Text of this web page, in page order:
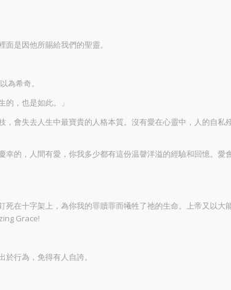
是因他所賜給我們的聖靈。
為希奇。
，也是如此。」
會失去人生中最寶貴的人格本質。沒有愛在心靈中，人的自
的，人間有愛，你我多少都有這份温韾洋溢的經驗和回憶。
在十字架上，為你我的罪贖罪而犧牲了祂的生命。上帝又以
Grace!
行為，免得有人自誇。